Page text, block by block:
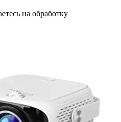
на обработку